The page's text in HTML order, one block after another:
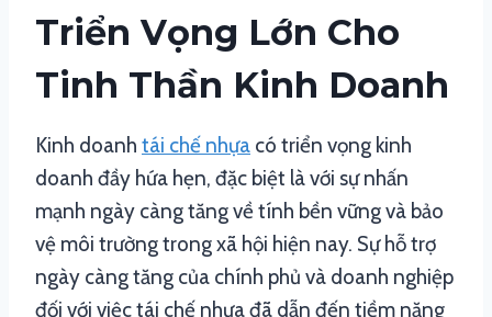
Triển Vọng Lớn Cho
Tinh Thần Kinh Doanh
Kinh doanh tái chế nhựa có triển vọng kinh
doanh đầy hứa hẹn, đặc biệt là với sự nhấn
mạnh ngày càng tăng về tính bền vững và bảo
vệ môi trường trong xã hội hiện nay. Sự hỗ trợ
ngày càng tăng của chính phủ và doanh nghiệp
đối với việc tái chế nhựa đã dẫn đến tiềm năng